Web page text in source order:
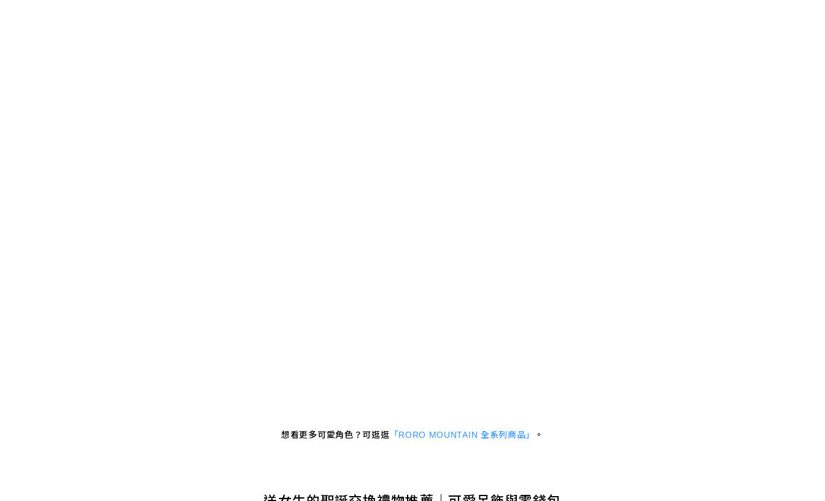
想看更多可愛角色？可逛逛 「RORO MOUNTAIN 全系列商品」 。